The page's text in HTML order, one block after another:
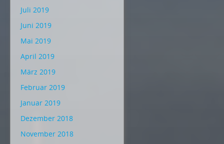
Juli 2019
Juni 2019
Mai 2019
April 2019
März 2019
Februar 2019
Januar 2019
Dezember 2018
November 2018